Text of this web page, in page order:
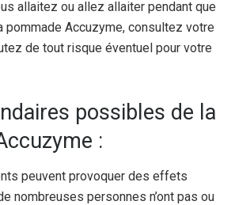
allaitez ou allez allaiter pendant que
pommade Accuzyme, consultez votre
de tout risque éventuel pour votre
possibles de la
:
peuvent provoquer des effets
nombreuses personnes n’ont pas ou